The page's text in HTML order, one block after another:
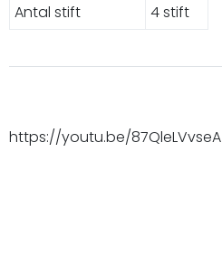
Antal stift
4 stift
https://youtu.be/87QleLVvseA